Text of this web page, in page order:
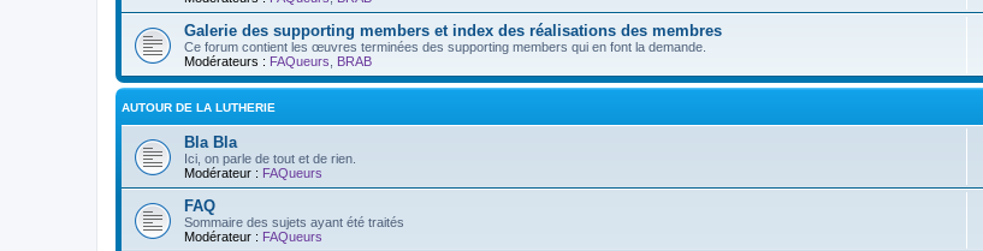
Galerie des supporting members et index des réalisations des membres
Ce forum contient les œuvres terminées des supporting members qui en font la demande.
Modérateurs : FAQueurs BRAB
AUTOUR DE LA LUTHERIE
Bla Bla
Ici, on parle de tout et de rien.
Modérateur : FAQueurs
FAQ
Sommaire des sujets ayant été traités
Modérateur : FAQueurs